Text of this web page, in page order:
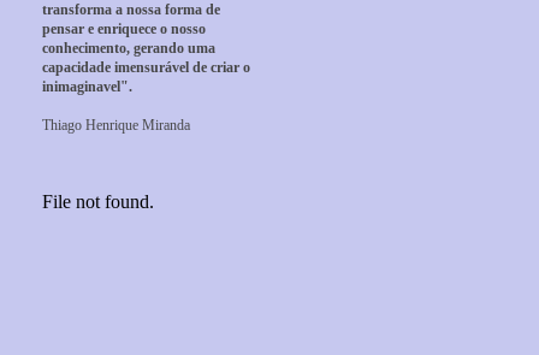
transforma a nossa forma de
pensar e enriquece o nosso
conhecimento, gerando uma
capacidade imensurável de criar o
inimaginavel".
Thiago Henrique Miranda